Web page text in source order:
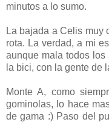
minutos a lo sumo.
La bajada a Celis muy
rota. La verdad, a mi
aunque mala todos los
la bici, con la gente de
Monte A, como
gominolas, lo hace
de gama :) Paso del